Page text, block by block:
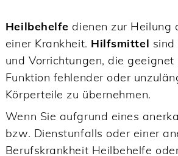
Heilbehelfe dienen zur Heilung
einer Krankheit. Hilfsmittel sind
und Vorrichtungen, die geeignet
Funktion fehlender oder
Körperteile zu übernehmen.
Wenn Sie aufgrund eines
bzw. Dienstunfalls oder einer
Berufskrankheit Heilbehelfe